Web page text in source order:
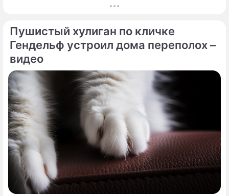
из приюта по кличке Мос.
Пушистый хулиган по кличке
Гендельф устроил дома переполох –
видео